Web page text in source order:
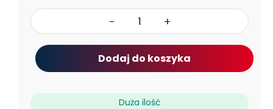
- +
Dodaj do koszyka
Duża ilość